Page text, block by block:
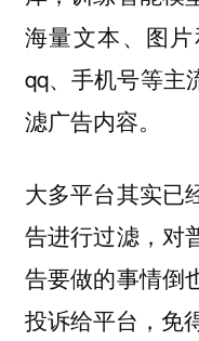
海量文本、图片
qq、手机号等主
滤广告内容。
大多平台其实已
告进行过滤，对
告要做的事情倒
投诉给平台，免